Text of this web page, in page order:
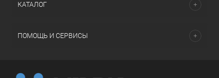
КАТАЛОГ
ПОМОЩЬ И СЕРВИСЫ